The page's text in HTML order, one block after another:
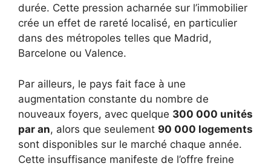
durée. Cette pression acharnée sur l’immobilier
crée un effet de rareté localisé, en particulier
dans des métropoles telles que Madrid,
Barcelone ou Valence.
Par ailleurs, le pays fait face à une
augmentation constante du nombre de
nouveaux foyers, avec quelque 300 000 unités
par an, alors que seulement 90 000 logements
sont disponibles sur le marché chaque année.
Cette insuffisance manifeste de l’offre freine